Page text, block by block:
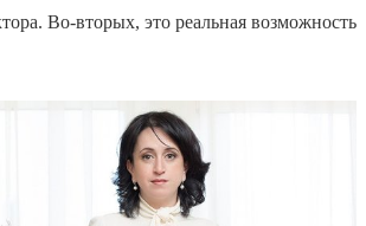
Во-вторых, это реальная возможность